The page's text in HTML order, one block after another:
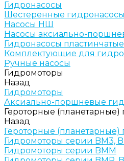
Гидронасосы
Шестеренные гидронасосы
Насосы НШ
Насосы аксиально-
Гидронасосы пластинчатые
Комплектующие для
Ручные насосы
Гидромоторы
Назад
Гидромоторы
Аксиально-поршневые
Героторные
Назад
Героторные
Гидромоторы серии BM3,
Гидромоторы серии BMM